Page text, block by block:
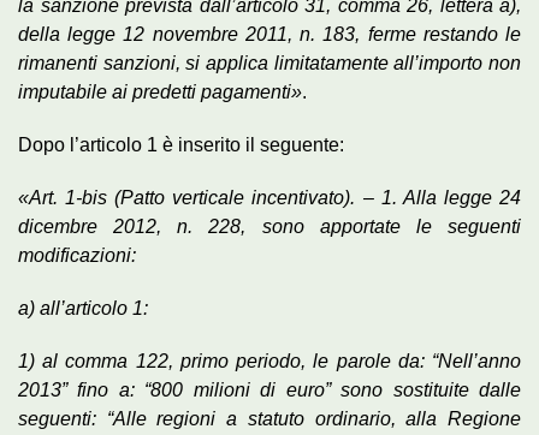
la sanzione prevista dall’articolo 31, comma 26, lettera a),
della legge 12 novembre 2011, n. 183, ferme restando le
rimanenti sanzioni, si applica limitatamente all’importo non
imputabile ai predetti pagamenti».
Dopo l’articolo 1 è inserito il seguente:
«Art. 1-bis (Patto verticale incentivato). – 1. Alla legge 24
dicembre 2012, n. 228, sono apportate le seguenti
modificazioni:
a) all’articolo 1:
1) al comma 122, primo periodo, le parole da: “Nell’anno
2013” fino a: “800 milioni di euro” sono sostituite dalle
seguenti: “Alle regioni a statuto ordinario, alla Regione